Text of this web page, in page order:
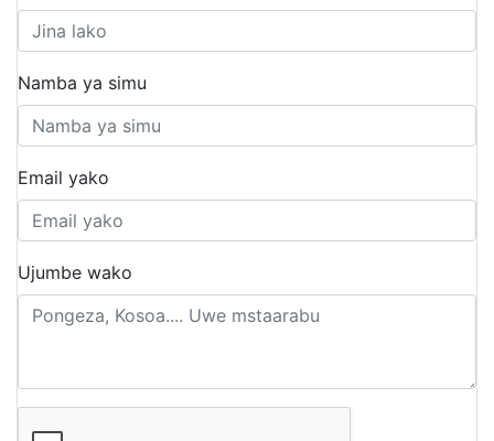
Namba ya simu
Email yako
Ujumbe wako